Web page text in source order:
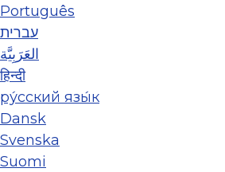
Português
עברית
العَرَبِيَّة
हिन्दी
ру́сский язы́к
Dansk
Svenska
Suomi